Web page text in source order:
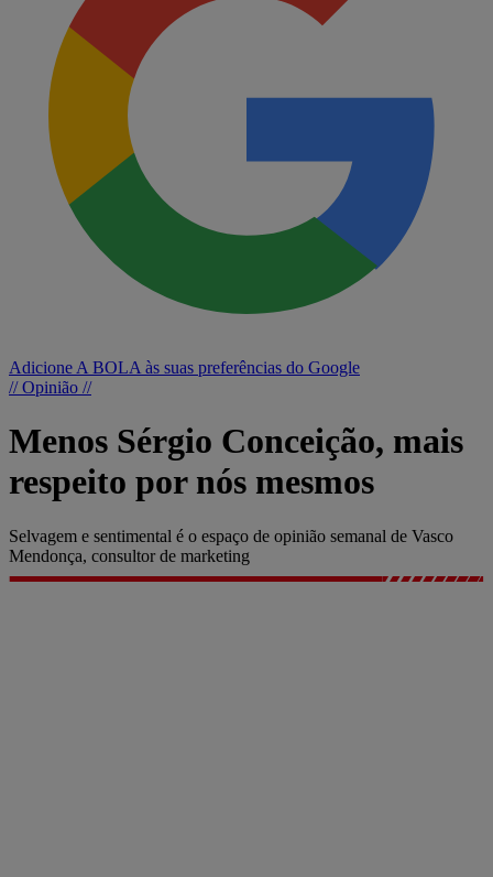
Adicione A BOLA às suas preferências do Google
// Opinião //
Menos Sérgio Conceição, mais
respeito por nós mesmos
Selvagem e sentimental é o espaço de opinião semanal de Vasco
Mendonça, consultor de marketing